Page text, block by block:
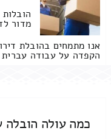
מדור
אנו מתמחים בהובלת
הקפדה על עבודה
כמה עולה